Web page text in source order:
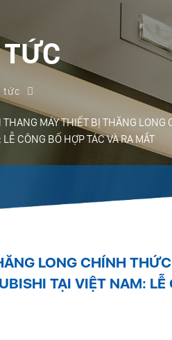
tức
THANG MÁY THIẾT BỊ THĂNG
CÔNG BỐ HỢP TÁC VÀ RA MẮT
LONG CHÍNH
TẠI VIỆT NAM: LỄ